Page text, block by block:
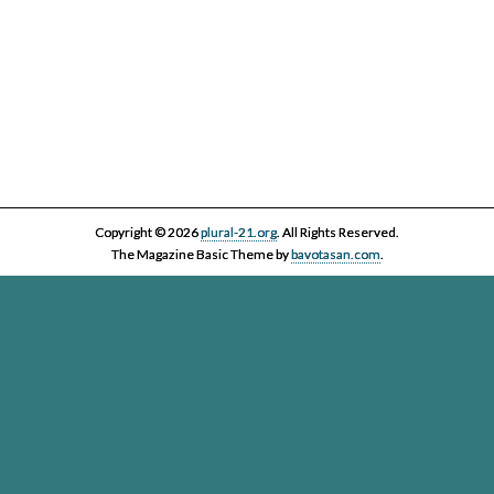
Copyright © 2026plural-21.org. All Rights Reserved.
The Magazine Basic Theme bybavotasan.com.